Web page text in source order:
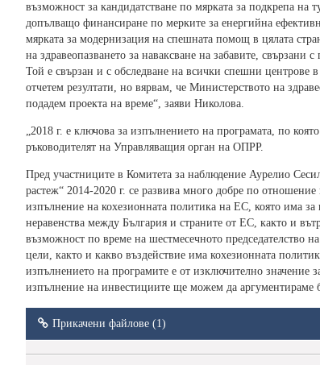
възможност за кандидатстване по мярката за подкрепа на
допълващо финансиране по мерките за енергийна
мярката за модернизация на спешната помощ в цялата
на здравеопазването за наваксване на забавите,
Той е свързан и с обследване на всички спешни центрове
отчетем резултати, но вярвам, че Министерството на
подадем проекта на време“, заяви Николова.
„2018 г. е ключова за изпълнението на програмата, по
ръководителят на Управляващия орган на ОПРР.
Пред участниците в Комитета за наблюдение Аурелио
растеж“ 2014-2020 г. се развива много добре по
изпълнение на кохезионната политика на ЕС, която има
неравенства между България и страните от ЕС, както и
възможност по време на шестмесечното председателство
цели, както и какво въздействие има кохезионната
изпълнението на програмите е от изключително
изпълнение на инвестициите ще можем да аргументираме
Прикачени файлове (1)